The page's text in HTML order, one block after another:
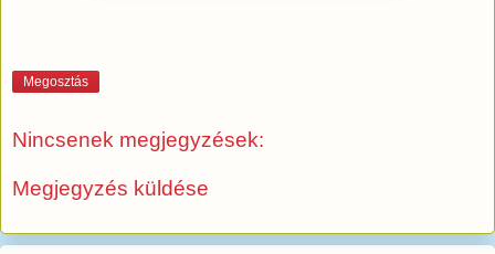
Megosztás
Nincsenek megjegyzések:
Megjegyzés küldése